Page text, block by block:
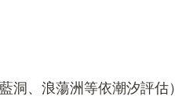
洞、浪蕩洲等依潮汐評估）